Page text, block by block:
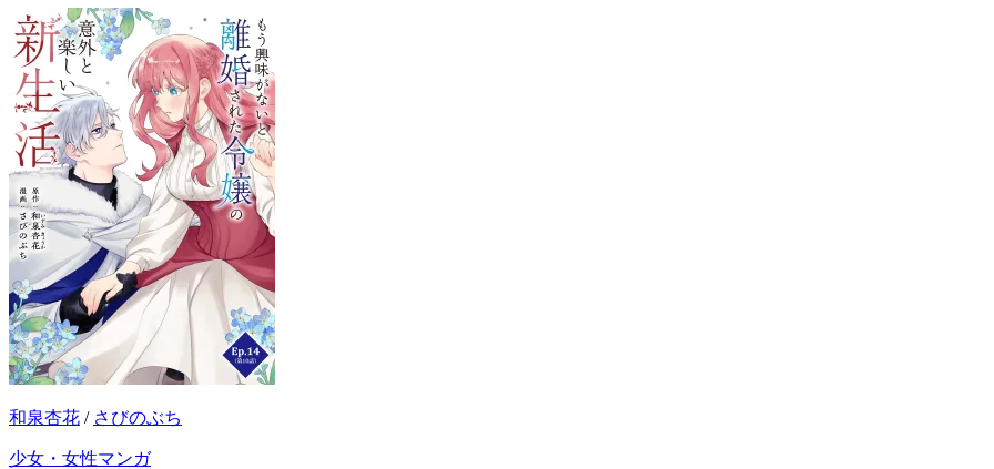
和泉杏花 / さびのぶち
少女・女性マンガ